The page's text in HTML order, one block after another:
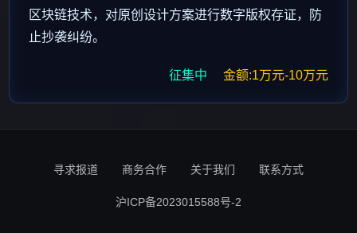
区块链技术，对原创设计方案进行数字版权存证，防
止抄袭纠纷。
征集中 金额:1万元-10万元
寻求报道 商务合作 关于我们 联系方式
沪ICP备2023015588号-2